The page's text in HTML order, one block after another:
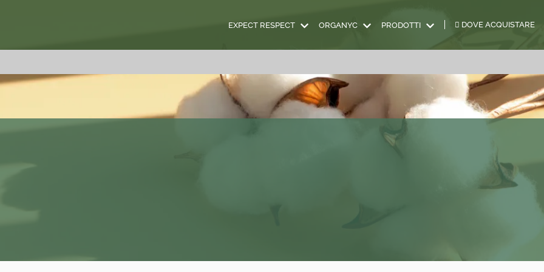
EXPECT RESPECT ORGANYC PRODOTTI DOVE ACQUISTARE